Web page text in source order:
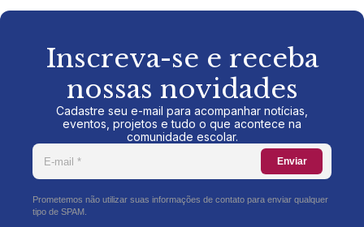
Inscreva-se e receba
nossas novidades
Cadastre seu e-mail para acompanhar notícias,
eventos, projetos e tudo o que acontece na
comunidade escolar.
Enviar
Prometemos não utilizar suas informações de contato para enviar qualquer
tipo de SPAM.